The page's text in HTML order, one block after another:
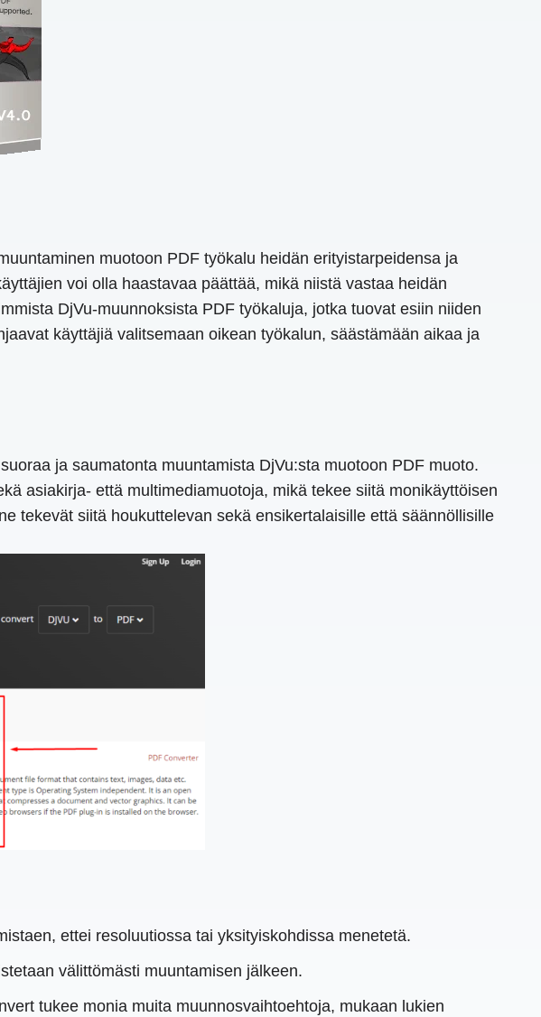
muotoon PDF työkalu heidän erityistarpeidensa ja
voi olla haastavaa päättää, mikä niistä vastaa heidän
DjVu-muunnoksista PDF työkaluja, jotka tuovat esiin niiden
käyttäjiä valitsemaan oikean työkalun, säästämään aikaa ja
ja saumatonta muuntamista DjVu:sta muotoon PDF muoto.
asiakirja- että multimediamuotoja, mikä tekee siitä monikäyttöisen
tekevät siitä houkuttelevan sekä ensikertalaisille että säännöllisille
ettei resoluutiossa tai yksityiskohdissa menetetä.
välittömästi muuntamisen jälkeen.
tukee monia muita muunnosvaihtoehtoja, mukaan lukien